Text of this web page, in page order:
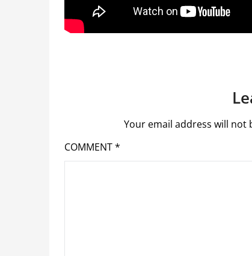
Your email address will not
COMMENT*